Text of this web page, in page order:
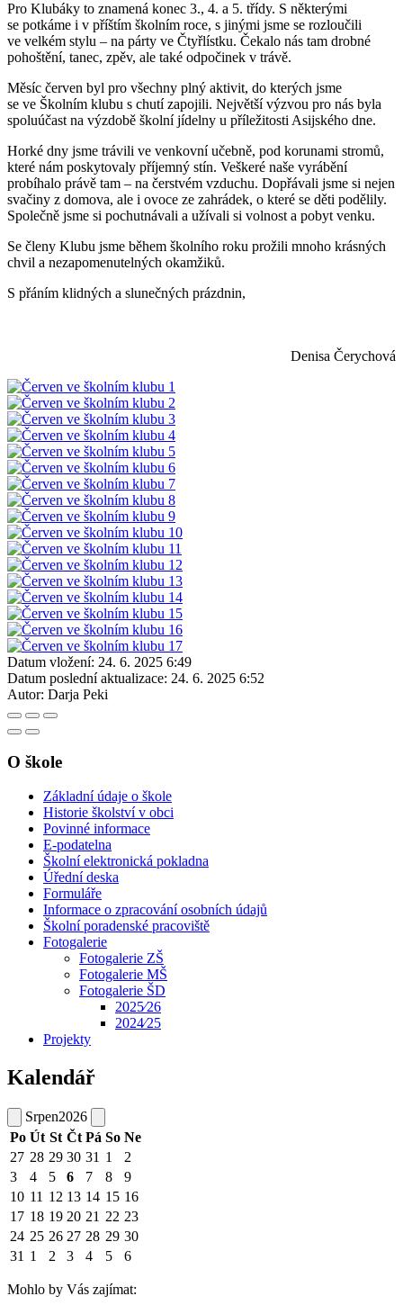
Pro Klubáky to znamená konec 3., 4. a 5. třídy. S některými
se potkáme i v příštím školním roce, s jinými jsme se rozloučili
ve velkém stylu – na párty ve Čtyřlístku. Čekalo nás tam drobné
pohoštění, tanec, zpěv, ale také odpočinek v trávě.
Měsíc červen byl pro všechny plný aktivit, do kterých jsme
se ve Školním klubu s chutí zapojili. Největší výzvou pro nás byla
spoluúčast na výzdobě školní jídelny u příležitosti Asijského dne.
Horké dny jsme trávili ve venkovní učebně, pod korunami stromů,
které nám poskytovaly příjemný stín. Veškeré naše vyrábění
probíhalo právě tam – na čerstvém vzduchu. Dopřávali jsme si nejen
svačiny z domova, ale i ovoce ze zahrádek, o které se děti podělily.
Společně jsme si pochutnávali a užívali si volnost a pobyt venku.
Se členy Klubu jsme během školního roku prožili mnoho krásných
chvil a nezapomenutelných okamžiků.
S přáním klidných a slunečných prázdnin,
Denisa Čerychová
Datum vložení: 24. 6. 2025 6:49
Datum poslední aktualizace: 24. 6. 2025 6:52
Autor: Darja Peki
O škole
Základní údaje o škole
Historie školství v obci
Povinné informace
E-podatelna
Školní elektronická pokladna
Úřední deska
Formuláře
Informace o zpracování osobních údajů
Školní poradenské pracoviště
Fotogalerie
Fotogalerie ZŠ
Fotogalerie MŠ
Fotogalerie ŠD
2025⁄26
2024⁄25
Projekty
Kalendář
Srpen2026
Po Út St Čt Pá So Ne
27 28 29 30 31 1
2
3
4 5 6 7 8
9
10 11 12 13 14 15 16
17 18 19 20 21 22 23
24 25 26 27 28 29 30
31 1 2 3 4 5 6
Mohlo by Vás zajímat: